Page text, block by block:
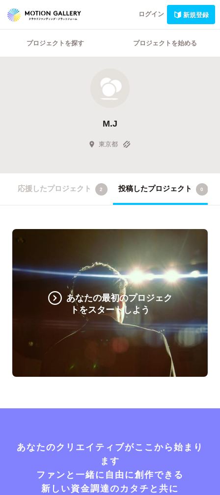
ログイン 新規登録
プロジェクトを探す プロジェクトを始める
M.J
東京都
応援したプロジェクト 2 投稿したプロジェクト 0
あなたの最初のプロジェク
トをスタートしよう
あなたのクリエイティブがここから始まり
ます
ファンと一緒に自由に創作できる
新しい資金調達のカタチと共に